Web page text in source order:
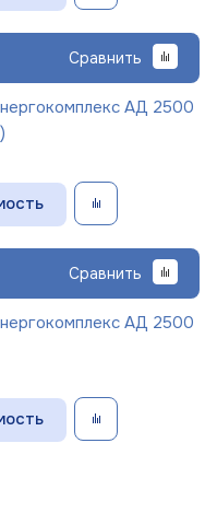
Сравнить
АД 2500
Сравнить
АД 2500